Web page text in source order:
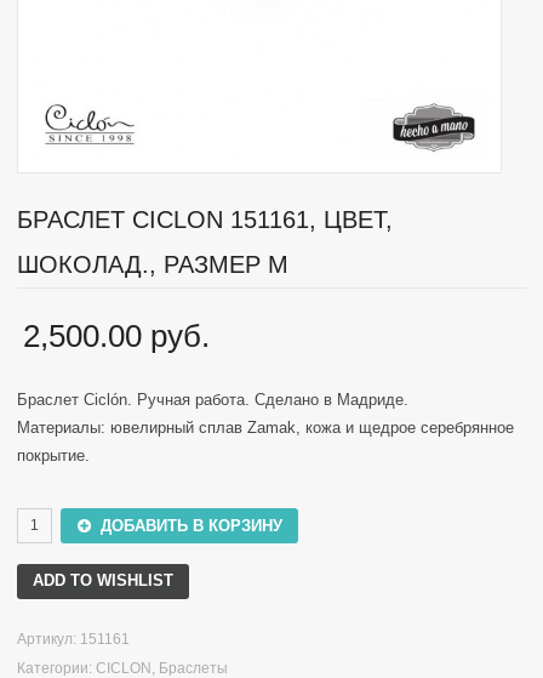
БРАСЛЕТ CICLON 151161, ЦВЕТ,
ШОКОЛАД., РАЗМЕР М
2,500.00 руб.
Браслет Ciclón. Ручная работа. Сделано в Мадриде.
Материалы: ювелирный сплав Zamak, кожа и щедрое серебрянное
покрытие.
ДОБАВИТЬ В КОРЗИНУ
ADD TO WISHLIST
Артикул: 151161
Категории: CICLON , Браслеты